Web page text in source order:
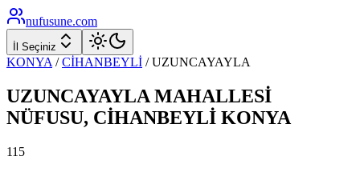
nufusune.com
İl Seçiniz
KONYA / CİHANBEYLİ /UZUNCAYAYLA
UZUNCAYAYLA MAHALLESİ
NÜFUSU, CİHANBEYLİ KONYA
115